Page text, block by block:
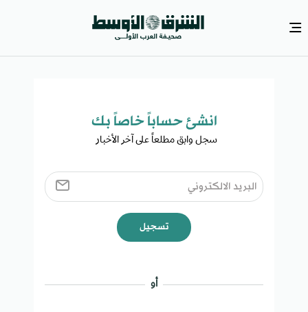
انشئ حساباً خاصاً بك​
سجل وابق مطلعاً على آخر الأخبار ​
تسجيل
أو